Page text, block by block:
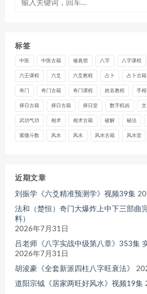
标签
中医 中医古籍 修真馆 八字 八字课程
六壬课程 六爻 六爻教程 占卜 占卜古籍
奇门 奇门古籍 奇门课程 姓名教程 手相
择日古籍 择日古籍 择日堂 数字机凶
武功气功 相术 相术古籍 破解 秘法
紫微斗数 风水 风水 风水古籍 风水堂
近期文章
刘振学《六爻精准预测学》视频39集
法和（楚恒）奇门大爆炸上中下三部曲
料）
2026年7月31日
吕老师《八字实战中级第八章》353集
2026年7月31日
胡浚豪《全套新派四柱八字旺衰法》
道阳宗钺《居家两旺好风水》视频19集